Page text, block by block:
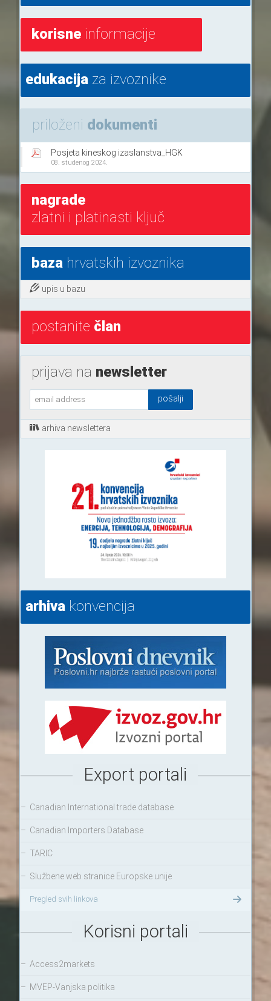
korisneinformacije
edukacijaza izvoznike
priloženi dokumenti
Posjeta kineskog izaslanstva_HGK
08. studenog 2024.
nagrade
zlatni i platinasti ključ
bazahrvatskih izvoznika
upis u bazu
postanite član
prijava na newsletter
arhiva newslettera
arhivakonvencija
Export portali
– Canadian International trade database
– Canadian Importers Database
– TARIC
– Službene web stranice Europske unije
Pregled svih linkova
Korisni portali
– Access2markets
– MVEP-Vanjska politika